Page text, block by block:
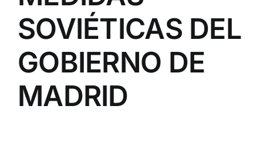
SOVIÉTICAS DEL
GOBIERNO DE
MADRID